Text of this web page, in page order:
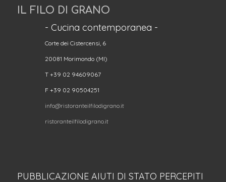
IL FILO DI GRANO
- Cucina contemporanea -
Corte dei Cistercensi, 6
20081 Morimondo (MI)
T +39 02 94609067
F +39 02 90504251
info@ristoranteilfilodigrano.it
ristoranteilfilodigrano.it
PUBBLICAZIONE AIUTI DI STATO PERCEPITI